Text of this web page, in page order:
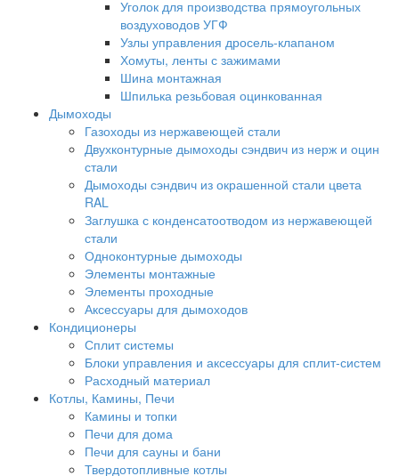
Уголок для производства прямоугольных
воздуховодов УГФ
Узлы управления дросель-клапаном
Хомуты, ленты с зажимами
Шина монтажная
Шпилька резьбовая оцинкованная
Дымоходы
Газоходы из нержавеющей стали
Двухконтурные дымоходы сэндвич из нерж и оцин
стали
Дымоходы сэндвич из окрашенной стали цвета
RAL
Заглушка с конденсатоотводом из нержавеющей
стали
Одноконтурные дымоходы
Элементы монтажные
Элементы проходные
Аксессуары для дымоходов
Кондиционеры
Сплит системы
Блоки управления и аксессуары для сплит-систем
Расходный материал
Котлы, Камины, Печи
Камины и топки
Печи для дома
Печи для сауны и бани
Твердотопливные котлы